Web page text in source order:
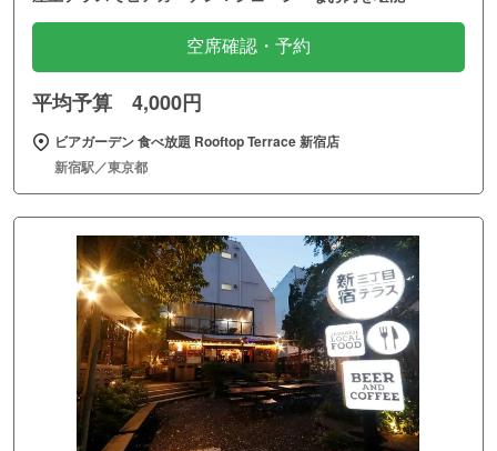
空席確認・予約
平均予算 4,000円
ビアガーデン 食べ放題 Rooftop Terrace 新宿店
新宿駅／東京都